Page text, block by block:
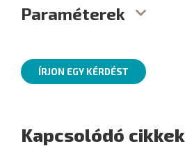
Paraméterek
ÍRJON EGY KÉRDÉST
Kapcsolódó cikkek